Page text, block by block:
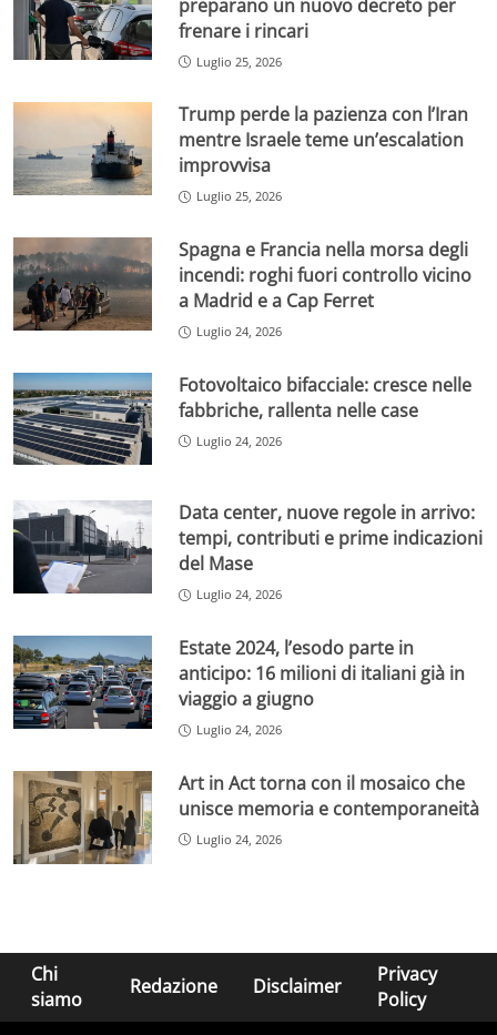
preparano un nuovo decreto per
frenare i rincari
Luglio 25, 2026
Trump perde la pazienza con l’Iran
mentre Israele teme un’escalation
improvvisa
Luglio 25, 2026
Spagna e Francia nella morsa degli
incendi: roghi fuori controllo vicino
a Madrid e a Cap Ferret
Luglio 24, 2026
Fotovoltaico bifacciale: cresce nelle
fabbriche, rallenta nelle case
Luglio 24, 2026
Data center, nuove regole in arrivo:
tempi, contributi e prime indicazioni
del Mase
Luglio 24, 2026
Estate 2024, l’esodo parte in
anticipo: 16 milioni di italiani già in
viaggio a giugno
Luglio 24, 2026
Art in Act torna con il mosaico che
unisce memoria e contemporaneità
Luglio 24, 2026
Chi
siamo
Redazione Disclaimer
Privacy
Policy